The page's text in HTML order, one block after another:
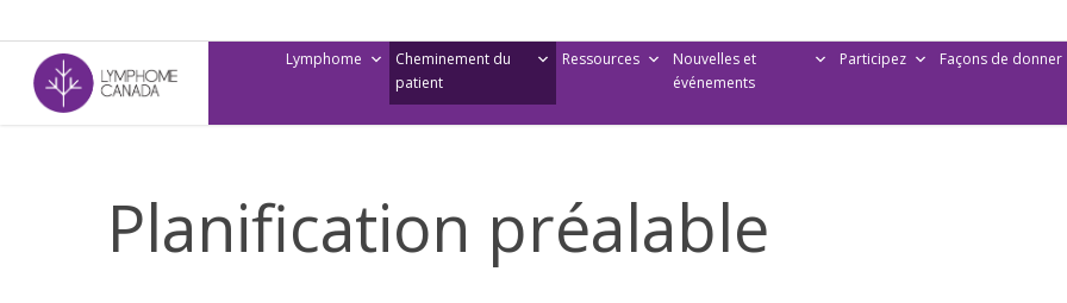
to
main
content
Lymphome
Cheminement du
patient
Ressources
Nouvelles et
événements
Participez Façons de donner
Planification préalable